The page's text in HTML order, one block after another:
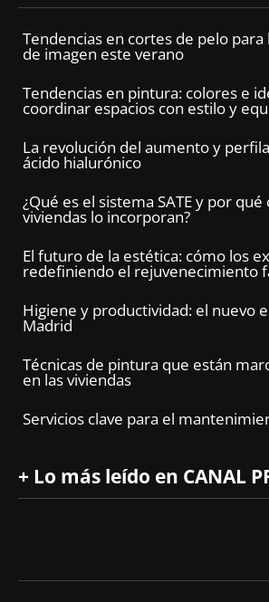
Tendencias en cortes de pelo
de imagen este verano
Tendencias en pintura: colores e
coordinar espacios con estilo y
La revolución del aumento y
ácido hialurónico
¿Qué es el sistema SATE y por qué
viviendas lo incorporan?
El futuro de la estética: cómo los
redefiniendo el rejuvenecimiento
Higiene y productividad: el nuevo
Madrid
Técnicas de pintura que están
en las viviendas
Servicios clave para el
+ Lo más leído en CANAL